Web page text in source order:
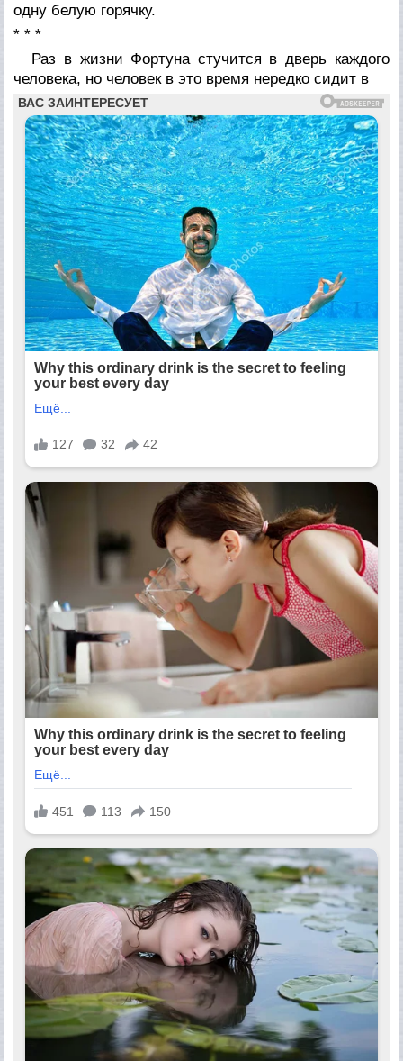
одну белую горячку.
* * *
Раз в жизни Фортуна стучится в дверь каждого
человека, но человек в это время нередко сидит в